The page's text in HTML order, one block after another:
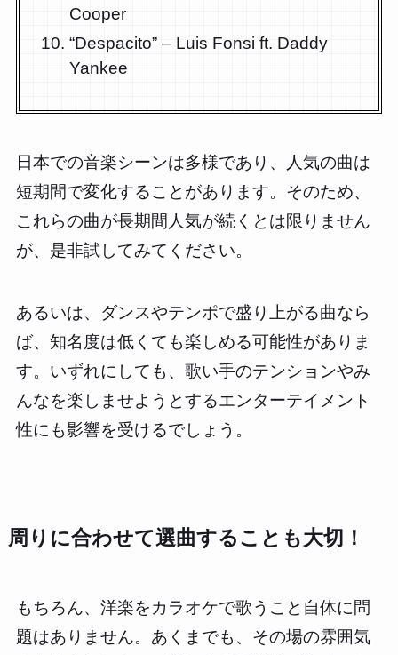
Cooper
“Despacito” – Luis Fonsi ft. Daddy
Yankee
日本での音楽シーンは多様であり、人気の曲は
短期間で変化することがあります。そのため、
これらの曲が長期間人気が続くとは限りません
が、是非試してみてください。
あるいは、ダンスやテンポで盛り上がる曲なら
ば、知名度は低くても楽しめる可能性がありま
す。いずれにしても、歌い手のテンションやみ
んなを楽しませようとするエンターテイメント
性にも影響を受けるでしょう。
周りに合わせて選曲することも大切！
もちろん、洋楽をカラオケで歌うこと自体に問
題はありません。あくまでも、その場の雰囲気